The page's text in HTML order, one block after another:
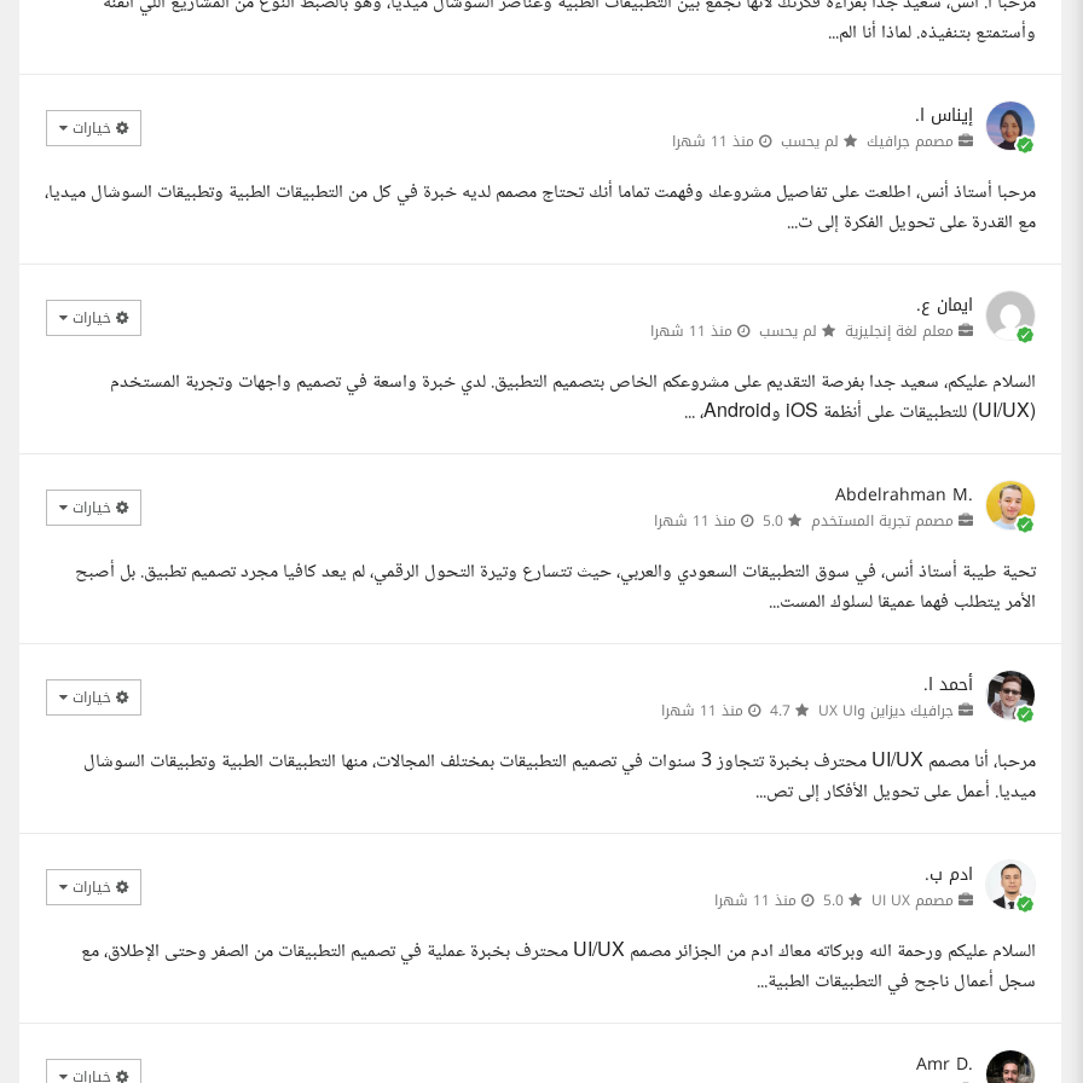
وأستمتع بتنفيذه. لماذا أنا الم...
إيناس ا.
مصمم جرافيك لم يحسب منذ 11 شهرا خيارات
مرحبا أستاذ أنس، اطلعت على تفاصيل مشروعك وفهمت تماما أنك تحتاج مصمم لديه خبرة في كل من التطبيقات الطبية وتطبيقات السوشال ميديا،
مع القدرة على تحويل الفكرة إلى ت...
ايمان ع.
معلم لغة إنجليزية لم يحسب منذ 11 شهرا خيارات
السلام عليكم، سعيد جدا بفرصة التقديم على مشروعكم الخاص بتصميم التطبيق. لدي خبرة واسعة في تصميم واجهات وتجربة المستخدم
(UI/UX) للتطبيقات على أنظمة iOS وAndroid، ...
Abdelrahman M.
مصمم تجربة المستخدم منذ 11 شهرا خيارات
تحية طيبة أستاذ أنس، في سوق التطبيقات السعودي والعربي، حيث تتسارع وتيرة التحول الرقمي، لم يعد كافيا مجرد تصميم تطبيق. بل أصبح
الأمر يتطلب فهما عميقا لسلوك المست...
أحمد ا.
جرافيك ديزاين وUX UI منذ 11 شهرا خيارات
مرحبا، أنا مصمم UI/UX محترف بخبرة تتجاوز 3 سنوات في تصميم التطبيقات بمختلف المجالات، منها التطبيقات الطبية وتطبيقات السوشال
ميديا. أعمل على تحويل الأفكار إلى تص...
ادم ب.
مصمم UI UX منذ 11 شهرا خيارات
السلام عليكم ورحمة الله وبركاته معاك ادم من الجزائر مصمم UI/UX محترف بخبرة عملية في تصميم التطبيقات من الصفر وحتى الإطلاق، مع
سجل أعمال ناجح في التطبيقات الطبية...
Amr D. خيارات